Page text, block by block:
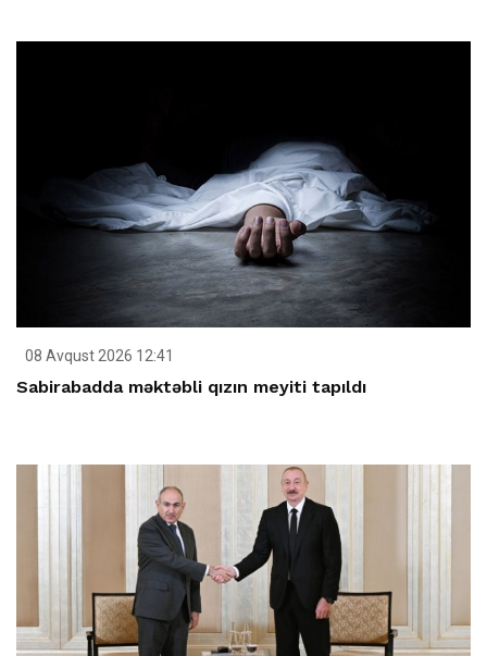
08 Avqust 2026 12:41
Sabirabadda məktəbli qızın meyiti tapıldı